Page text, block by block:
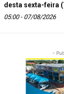
desta sexta-feira
05:00 - 07/08/2026
-